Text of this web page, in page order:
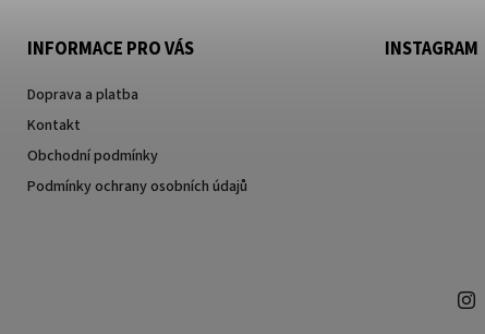
INFORMACE PRO VÁS
Doprava a platba
Kontakt
Obchodní podmínky
Podmínky ochrany osobních údajů
INSTAGRAM